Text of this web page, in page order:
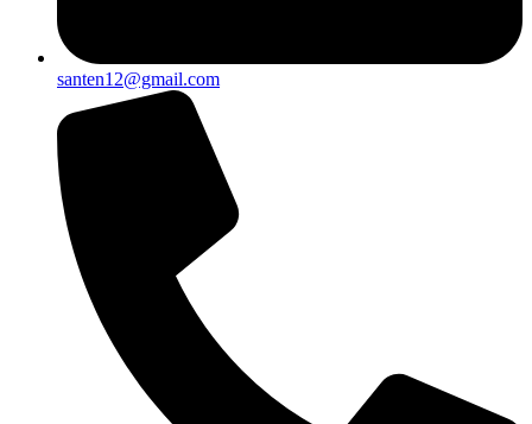
santen12@gmail.com